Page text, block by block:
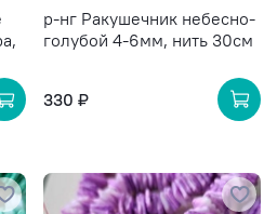
р-нг Ракушечник небесно-
голубой 4-6мм, нить 30см
330 ₽